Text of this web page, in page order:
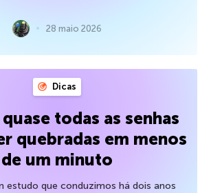
28 maio 2026
Dicas
todas as senhas
quebradas em menos
de um minuto
estudo que conduzimos há dois anos